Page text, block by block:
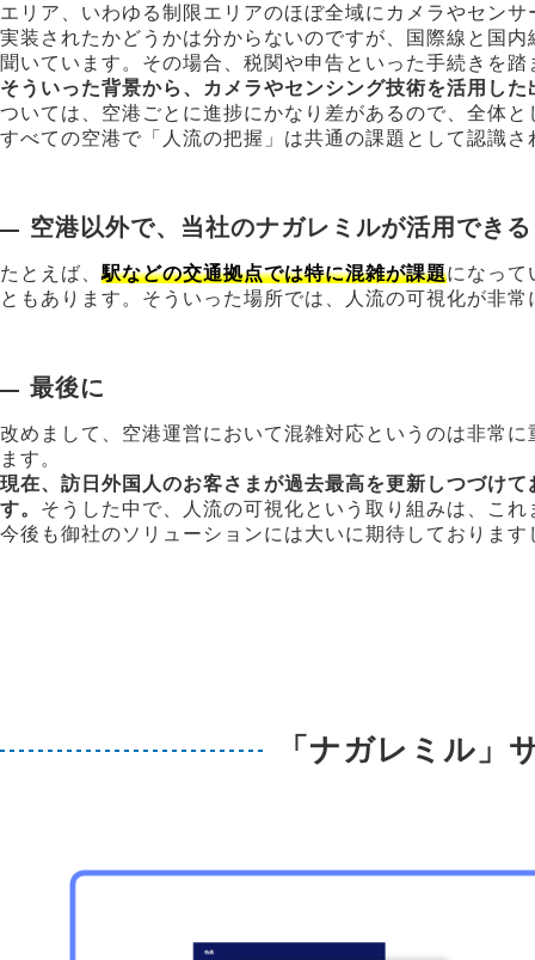
エリア、いわゆる制限エリアのほぼ全域にカメラやセン
実装されたかどうかは分からないのですが、国際線と国
聞いています。その場合、税関や申告といった手続きを
そういった背景から、カメラやセンシング技術を活用し
ついては、空港ごとに進捗にかなり差があるので、全体
すべての空港で「人流の把握」は共通の課題として認識
空港以外で、当社のナガレミルが活用でき
たとえば、駅などの交通拠点では特に混雑が課題になって
ともあります。そういった場所では、人流の可視化が非
最後に
改めまして、空港運営において混雑対応というのは非常
ます。
現在、訪日外国人のお客さまが過去最高を更新しつづけ
す。 そうした中で、人流の可視化という取り組みは、こ
今後も御社のソリューションには大いに期待しておりま
「ナガレミル」